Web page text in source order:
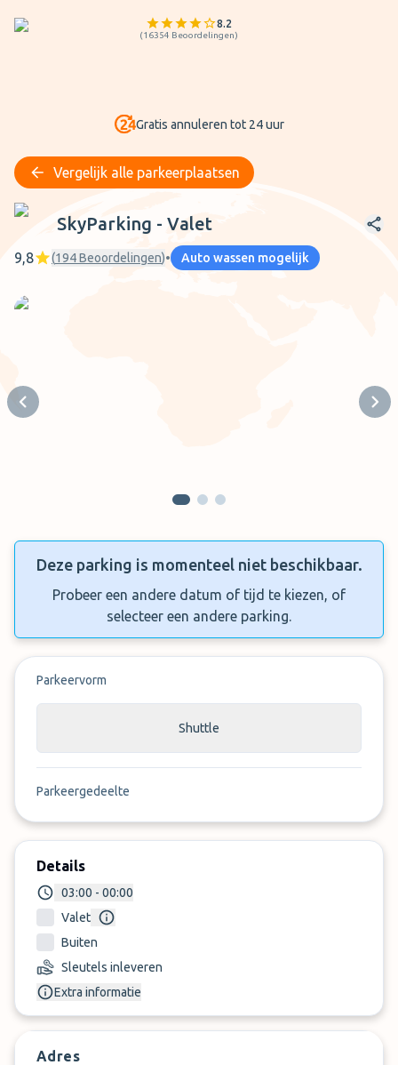
8.2
(16354 Beoordelingen)
Gratis annuleren tot 24 uur
Vergelijk alle parkeerplaatsen
SkyParking - Valet
SkyParking - Valet
9,8 (194Beoordelingen)• Auto wassen mogelijk
Previous slide
Deze parking is momenteel niet beschikbaar.
Probeer een andere datum of tijd te kiezen, of
selecteer een andere parking.
Parkeervorm
Shuttle
Parkeergedeelte
Details
03:00 - 00:00
Valet
Buiten
Sleutels inleveren
Extra informatie
Adres